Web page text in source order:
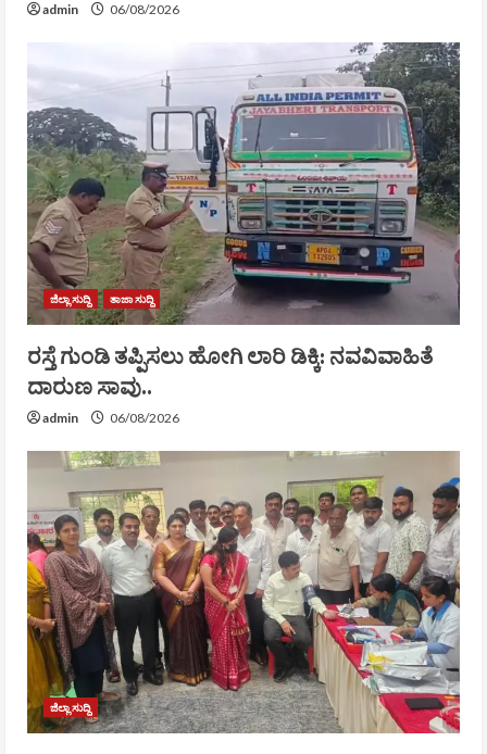
admin 06/08/2026
ಜಿಲ್ಲಾ ಸುದ್ದಿ ತಾಜಾ ಸುದ್ದಿ
ರಸ್ತೆ ಗುಂಡಿ ತಪ್ಪಿಸಲು ಹೋಗಿ ಲಾರಿ ಡಿಕ್ಕಿ: ನವವಿವಾಹಿತೆ
ದಾರುಣ ಸಾವು..
admin 06/08/2026
ಜಿಲ್ಲಾ ಸುದ್ದಿ